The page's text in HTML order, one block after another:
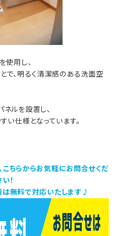
使用し、
で、明るく清潔感のある洗面空
ルを設置し、
い仕様となっています。
こちらからお気軽にお問合せくだ
い！
は無料で対応いたします♪